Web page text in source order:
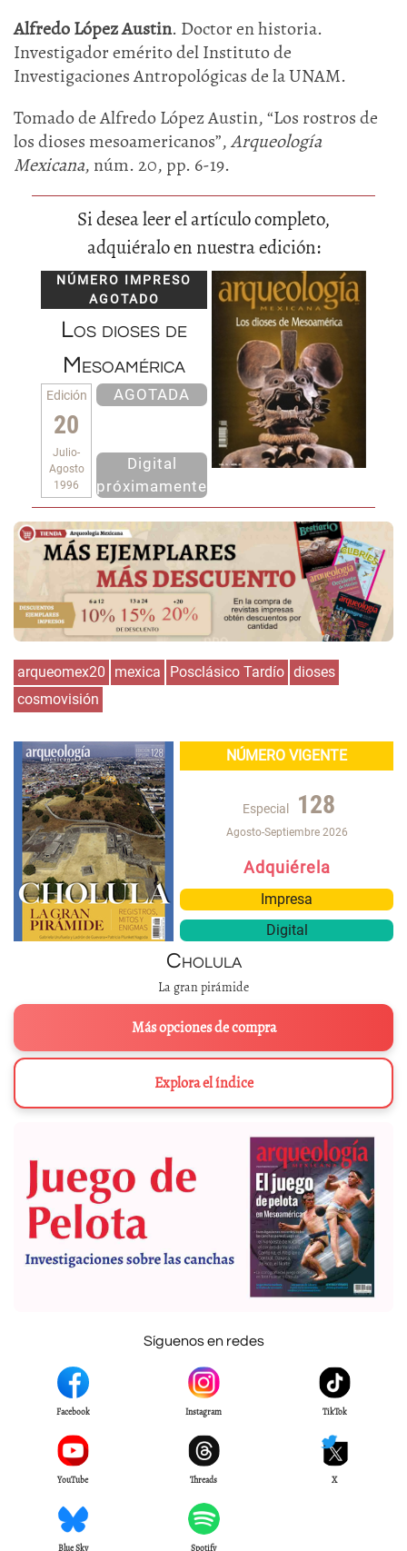
Alfredo López Austin. Doctor en historia.
Investigador emérito del Instituto de
Investigaciones Antropológicas de la UNAM.
Tomado de Alfredo López Austin, “Los rostros de
los dioses mesoamericanos”,Arqueología
Mexicana, núm. 20, pp. 6-19.
Si desea leer el artículo completo,
adquiéralo en nuestra edición:
NÚMERO IMPRESO
AGOTADO
Los dioses de
Mesoamérica
Edición
20
Julio-
Agosto
1996
AGOTADA
Digital
próximamente
arqueomex20 mexica Posclásico Tardío dioses
cosmovisión
NÚMERO VIGENTE
Especial 128
Agosto-Septiembre 2026
Adquiérela
Impresa
Digital
Cholula
La gran pirámide
Más opciones de compra
Explora el índice
Síguenos en redes
Facebook Instagram TikTok
YouTube Threads X
Blue Sky Spotify